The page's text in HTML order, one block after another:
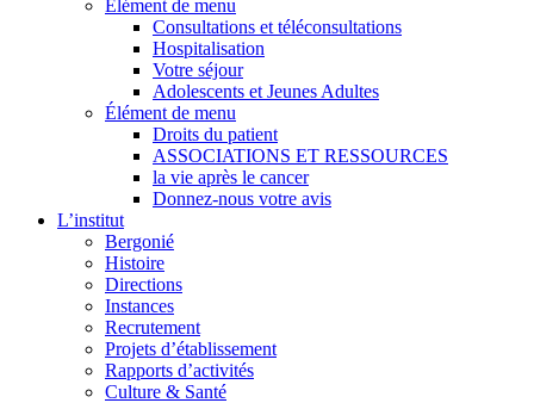
Élément de menu
Consultations et téléconsultations
Hospitalisation
Votre séjour
Adolescents et Jeunes Adultes
Élément de menu
Droits du patient
ASSOCIATIONS ET RESSOURCES
la vie après le cancer
Donnez-nous votre avis
L’institut
Bergonié
Histoire
Directions
Instances
Recrutement
Projets d’établissement
Rapports d’activités
Culture & Santé